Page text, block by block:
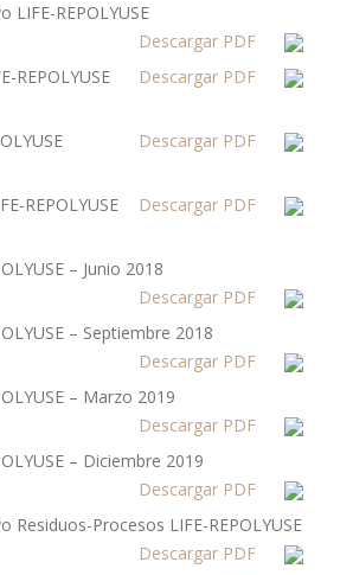
LIFE-REPOLYUSE
Descargar PDF
REPOLYUSE
Descargar PDF
Descargar PDF
REPOLYUSE Descargar PDF
– Junio 2018
Descargar PDF
– Septiembre 2018
Descargar PDF
– Marzo 2019
Descargar PDF
– Diciembre 2019
Descargar PDF
Residuos-Procesos LIFE-REPOLYUSE
Descargar PDF